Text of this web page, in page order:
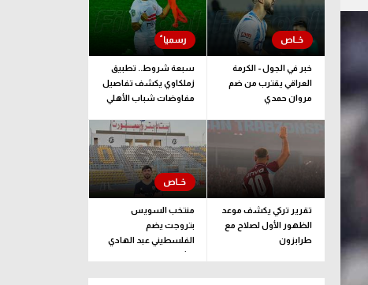
خبر في الجول - الكرمة
العراقي يقترب من ضم
مروان حمدي
سبعة شروط.. تطبيق
زملكاوي يكشف تفاصيل
مفاوضات شباب الأهلي
تقرير تركي يكشف موعد
الظهور الأول لصلاح مع
طرابزون
منتخب السويس
بتروجت يضم
الفلسطيني عبد الهادي
راشد